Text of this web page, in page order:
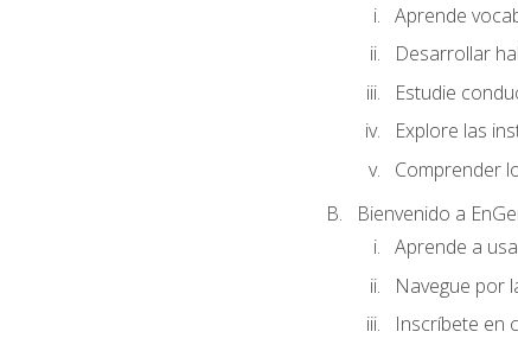
Aprende
Desarrollar
Estudie
Explore las
Comprender
Bienvenido a
Aprende a
Navegue por
Inscríbete en